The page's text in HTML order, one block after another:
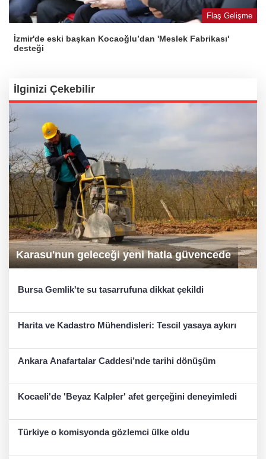
Flaş Gelişme
İzmir'de eski başkan Kocaoğlu’dan 'Meslek Fabrikası'
desteği
İlginizi Çekebilir
Karasu'nun geleceği yeni hatla güvencede
Bursa Gemlik'te su tasarrufuna dikkat çekildi
Harita ve Kadastro Mühendisleri: Tescil yasaya aykırı
Ankara Anafartalar Caddesi’nde tarihi dönüşüm
Kocaeli'de 'Beyaz Kalpler' afet gerçeğini deneyimledi
Türkiye o komisyonda gözlemci ülke oldu